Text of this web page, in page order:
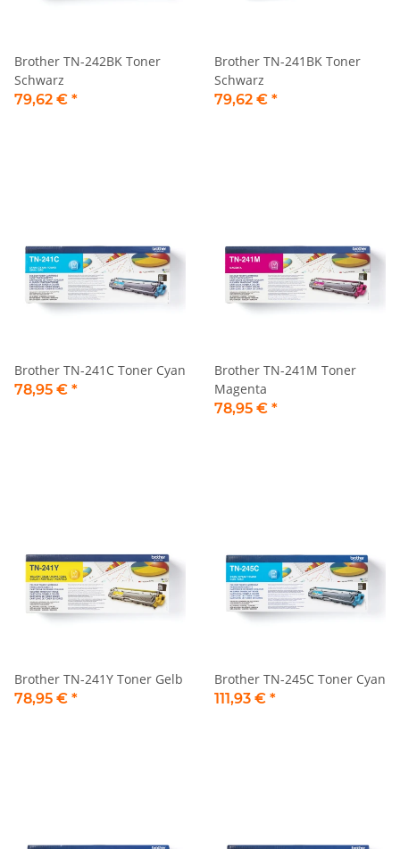
Brother TN-242BK Toner
Schwarz
79,62 € *
Brother TN-241BK Toner
Schwarz
79,62 € *
Brother TN-241C Toner Cyan
78,95 € *
Brother TN-241M Toner
Magenta
78,95 € *
Brother TN-241Y Toner Gelb
78,95 € *
Brother TN-245C Toner Cyan
111,93 € *